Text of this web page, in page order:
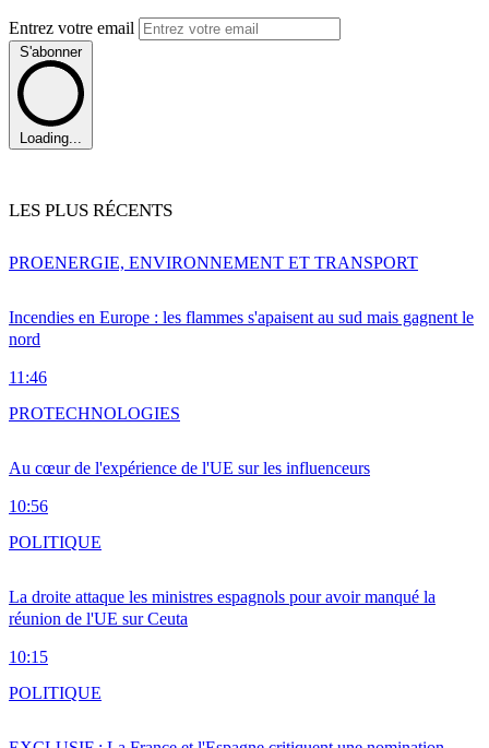
Entrez votre email
S'abonner
Loading...
LES PLUS RÉCENTS
Incendies en Europe : les flammes s'apaisent au sud mais gagnent le
nord
11:46
PROENERGIE, ENVIRONNEMENT ET TRANSPORT
Au cœur de l'expérience de l'UE sur les influenceurs
10:56
PROTECHNOLOGIES
La droite attaque les ministres espagnols pour avoir manqué la
réunion de l'UE sur Ceuta
10:15
POLITIQUE
POLITIQUE